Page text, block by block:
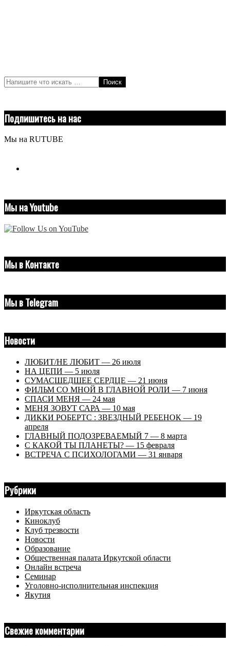
Поиск
Подпишитесь на нас
Мы на RUTUBE
Мы на Youtube
Мы в Контакте
Мы в Telegram
Новости
ЛЮБИТ/НЕ ЛЮБИТ — 26 июля
НА ЦЕПИ — 5 июля
СУМАСШЕДШЕЕ СЕРДЦЕ — 21 июня
ФИЛЬМ СО МНОЙ В ГЛАВНОЙ РОЛИ — 7 июня
СПАСИ МЕНЯ — 24 мая
МЕНЯ ЗОВУТ САРА — 10 мая
ДИККИ РОБЕРТС : ЗВЕЗДНЫЙ РЕБЕНОК — 19
апреля
ГЛАВНЫЙ ПОДОЗРЕВАЕМЫЙ 7 — 8 марта
С КАКОЙ ТЫ ПЛАНЕТЫ? — 15 февраля
ВСТРЕЧА С ПСИХОЛОГАМИ — 31 января
Рубрики
Иркутская область
Киноклуб
Клуб трезвости
Новости
Образование
Общественная палата Иркутской области
Онлайн встреча
Семинар
Уголовно-исполнительная инспекция
Якутия
Свежие комментарии